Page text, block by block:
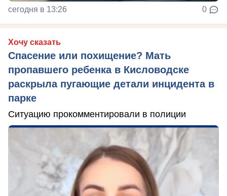
сегодня в 13:26 0
Хочу сказать
Спасение или похищение? Мать
пропавшего ребенка в Кисловодске
раскрыла пугающие детали инцидента в
парке
Ситуацию прокомментировали в полиции